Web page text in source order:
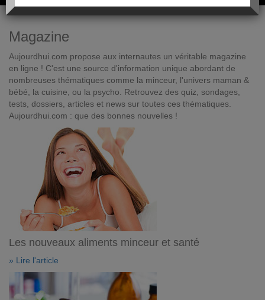
Magazine
Aujourdhui.com propose aux internautes un véritable magazine
en ligne ! C'est une source d'information unique abordant de
nombreuses thématiques comme la minceur, l'univers maman &
bébé, la cuisine, ou la psycho. Retrouvez des quiz, sondages,
tests, dossiers, articles et news sur toutes ces thématiques.
Aujourdhui.com : que des bonnes nouvelles !
Les nouveaux aliments minceur et santé
» Lire l'article